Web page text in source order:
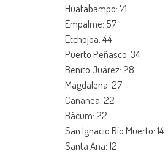
Huatabampo: 71
Empalme: 57
Etchojoa: 44
Puerto Peñasco: 34
Benito Juárez: 28
Magdalena: 27
Cananea: 22
Bácum: 22
San Ignacio Río Muerto: 14
Santa Ana: 12